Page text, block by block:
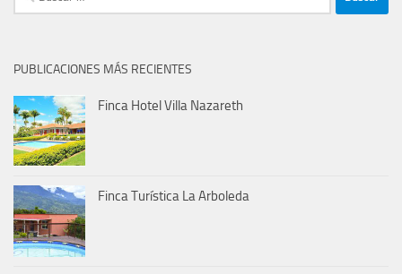
PUBLICACIONES MÁS RECIENTES
Finca Hotel Villa Nazareth
Finca Turística La Arboleda